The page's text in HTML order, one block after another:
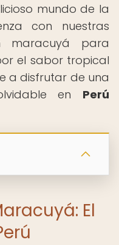
mundo de la
con nuestras
maracuyá para
el sabor tropical
a disfrutar de una
en Perú
El